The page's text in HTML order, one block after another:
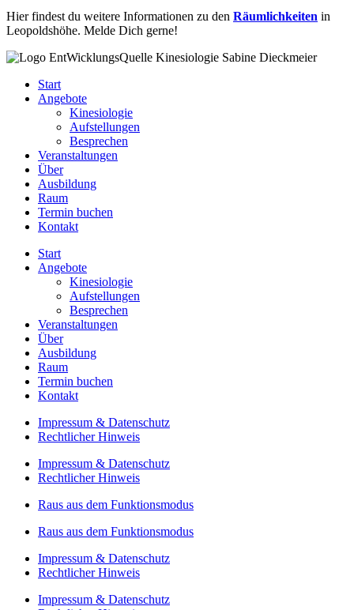
Hier findest du weitere Informationen zu den Räumlichkeiten in
Leopoldshöhe. Melde Dich gerne!
Start
Angebote
Kinesiologie
Aufstellungen
Besprechen
Veranstaltungen
Über
Ausbildung
Raum
Termin buchen
Kontakt
Start
Angebote
Kinesiologie
Aufstellungen
Besprechen
Veranstaltungen
Über
Ausbildung
Raum
Termin buchen
Kontakt
Impressum & Datenschutz
Rechtlicher Hinweis
Impressum & Datenschutz
Rechtlicher Hinweis
Raus aus dem Funktionsmodus
Raus aus dem Funktionsmodus
Impressum & Datenschutz
Rechtlicher Hinweis
Impressum & Datenschutz